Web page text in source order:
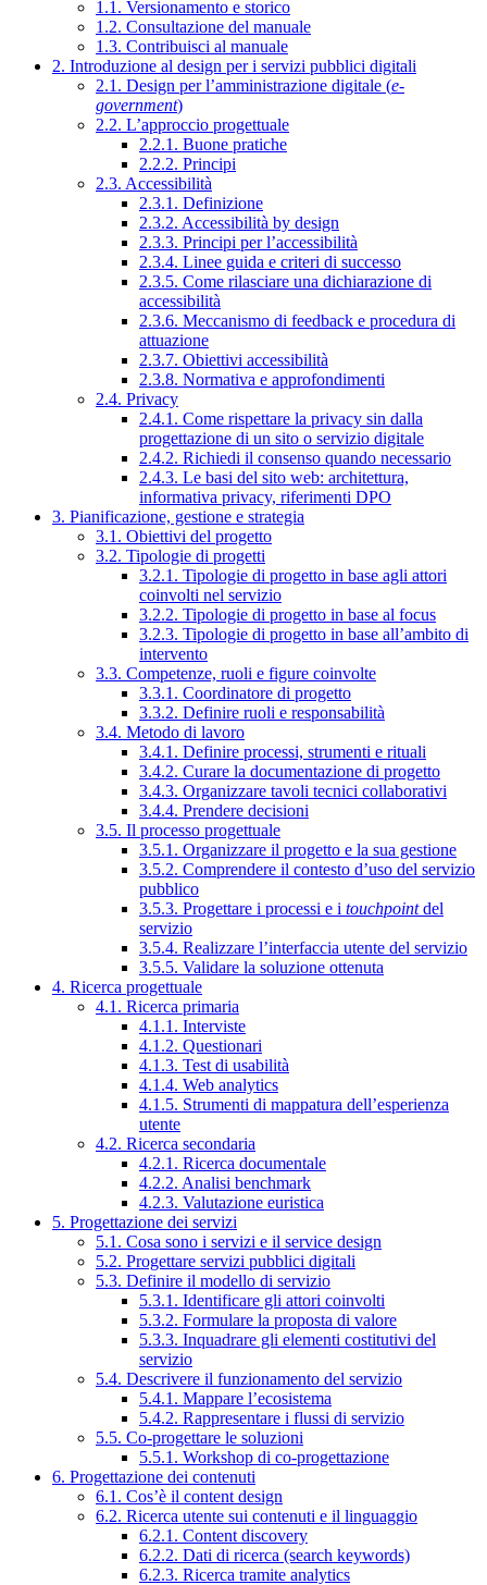
1.1. Versionamento e storico
1.2. Consultazione del manuale
1.3. Contribuisci al manuale
2. Introduzione al design per i servizi pubblici digitali
2.1. Design per l’amministrazione digitale (e-
government)
2.2. L’approccio progettuale
2.2.1. Buone pratiche
2.2.2. Principi
2.3. Accessibilità
2.3.1. Definizione
2.3.2. Accessibilità by design
2.3.3. Principi per l’accessibilità
2.3.4. Linee guida e criteri di successo
2.3.5. Come rilasciare una dichiarazione di
accessibilità
2.3.6. Meccanismo di feedback e procedura di
attuazione
2.3.7. Obiettivi accessibilità
2.3.8. Normativa e approfondimenti
2.4. Privacy
2.4.1. Come rispettare la privacy sin dalla
progettazione di un sito o servizio digitale
2.4.2. Richiedi il consenso quando necessario
2.4.3. Le basi del sito web: architettura,
informativa privacy, riferimenti DPO
3. Pianificazione, gestione e strategia
3.1. Obiettivi del progetto
3.2. Tipologie di progetti
3.2.1. Tipologie di progetto in base agli attori
coinvolti nel servizio
3.2.2. Tipologie di progetto in base al focus
3.2.3. Tipologie di progetto in base all’ambito di
intervento
3.3. Competenze, ruoli e figure coinvolte
3.3.1. Coordinatore di progetto
3.3.2. Definire ruoli e responsabilità
3.4. Metodo di lavoro
3.4.1. Definire processi, strumenti e rituali
3.4.2. Curare la documentazione di progetto
3.4.3. Organizzare tavoli tecnici collaborativi
3.4.4. Prendere decisioni
3.5. Il processo progettuale
3.5.1. Organizzare il progetto e la sua gestione
3.5.2. Comprendere il contesto d’uso del servizio
pubblico
3.5.3. Progettare i processi e i touchpointdel
servizio
3.5.4. Realizzare l’interfaccia utente del servizio
3.5.5. Validare la soluzione ottenuta
4. Ricerca progettuale
4.1. Ricerca primaria
4.1.1. Interviste
4.1.2. Questionari
4.1.3. Test di usabilità
4.1.4. Web analytics
4.1.5. Strumenti di mappatura dell’esperienza
utente
4.2. Ricerca secondaria
4.2.1. Ricerca documentale
4.2.2. Analisi benchmark
4.2.3. Valutazione euristica
5. Progettazione dei servizi
5.1. Cosa sono i servizi e il service design
5.2. Progettare servizi pubblici digitali
5.3. Definire il modello di servizio
5.3.1. Identificare gli attori coinvolti
5.3.2. Formulare la proposta di valore
5.3.3. Inquadrare gli elementi costitutivi del
servizio
5.4. Descrivere il funzionamento del servizio
5.4.1. Mappare l’ecosistema
5.4.2. Rappresentare i flussi di servizio
5.5. Co-progettare le soluzioni
5.5.1. Workshop di co-progettazione
6. Progettazione dei contenuti
6.1. Cos’è il content design
6.2. Ricerca utente sui contenuti e il linguaggio
6.2.1. Content discovery
6.2.2. Dati di ricerca (search keywords)
6.2.3. Ricerca tramite analytics